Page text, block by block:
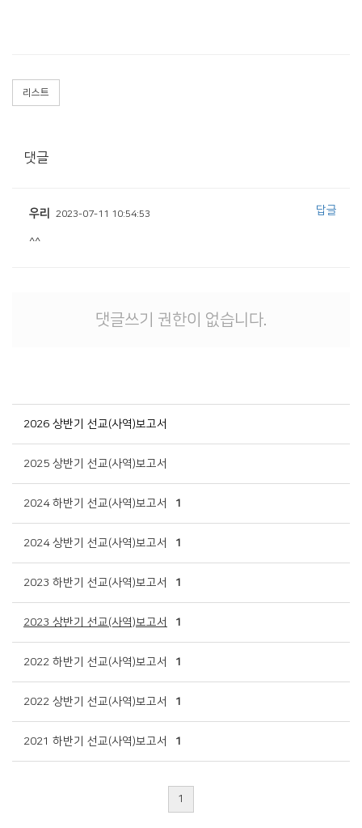
리스트
댓글
우리 2023-07-11 10:54:53
^^
답글
댓글쓰기 권한이 없습니다.
2026 상반기 선교(사역)보고서
2025 상반기 선교(사역)보고서
2024 하반기 선교(사역)보고서 1
2024 상반기 선교(사역)보고서 1
2023 하반기 선교(사역)보고서 1
2023 상반기 선교(사역)보고서 1
2022 하반기 선교(사역)보고서 1
2022 상반기 선교(사역)보고서 1
2021 하반기 선교(사역)보고서 1
1